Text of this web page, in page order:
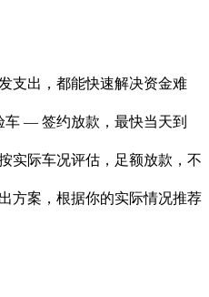
支出，都能快速解决资金难
— 签约放款，最快当天到
实际车况评估，足额放款，不
方案，根据你的实际情况推荐